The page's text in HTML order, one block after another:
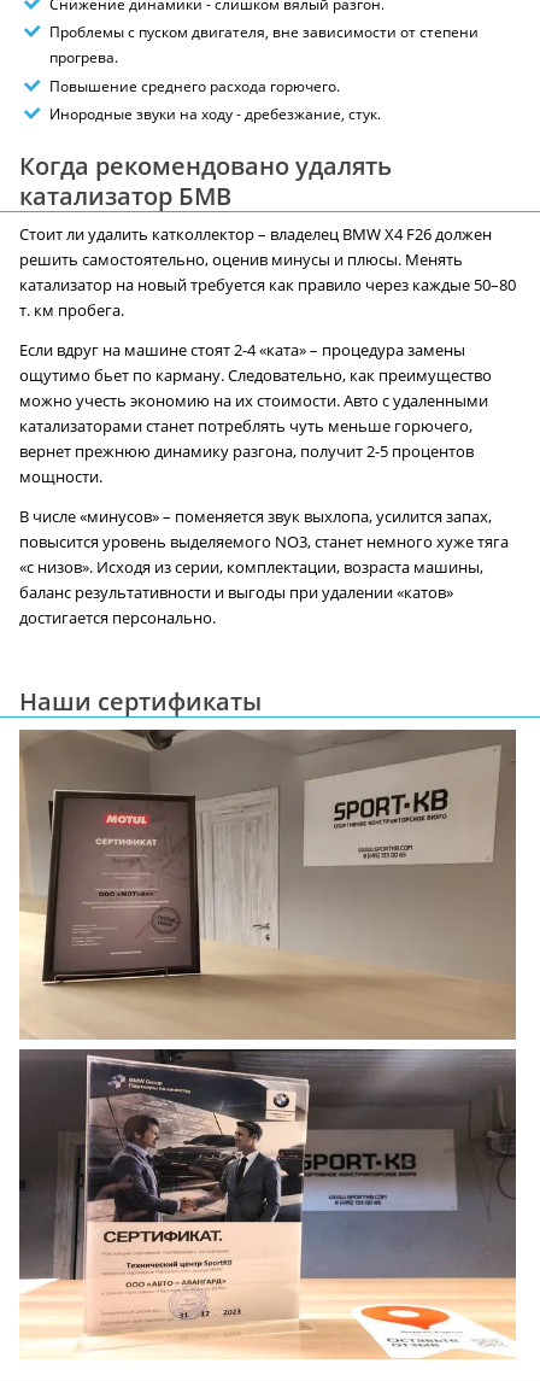
Проблемы с пуском двигателя, вне зависимости от степени
прогрева.
Повышение среднего расхода горючего.
Инородные звуки на ходу - дребезжание, стук.
Когда рекомендовано удалять
катализатор БМВ
Стоит ли удалить катколлектор – владелец BMW X4 F26 должен
решить самостоятельно, оценив минусы и плюсы. Менять
катализатор на новый требуется как правило через каждые 50–80
т. км пробега.
Если вдруг на машине стоят 2-4 «ката» – процедура замены
ощутимо бьет по карману. Следовательно, как преимущество
можно учесть экономию на их стоимости. Авто с удаленными
катализаторами станет потреблять чуть меньше горючего,
вернет прежнюю динамику разгона, получит 2-5 процентов
мощности.
В числе «минусов» – поменяется звук выхлопа, усилится запах,
повысится уровень выделяемого NO3, станет немного хуже тяга
«с низов». Исходя из серии, комплектации, возраста машины,
баланс результативности и выгоды при удалении «катов»
достигается персонально.
Наши сертификаты